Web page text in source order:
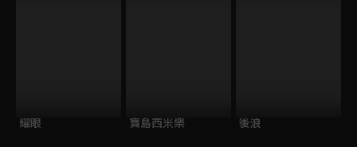
耀眼 寶島西米樂 後浪